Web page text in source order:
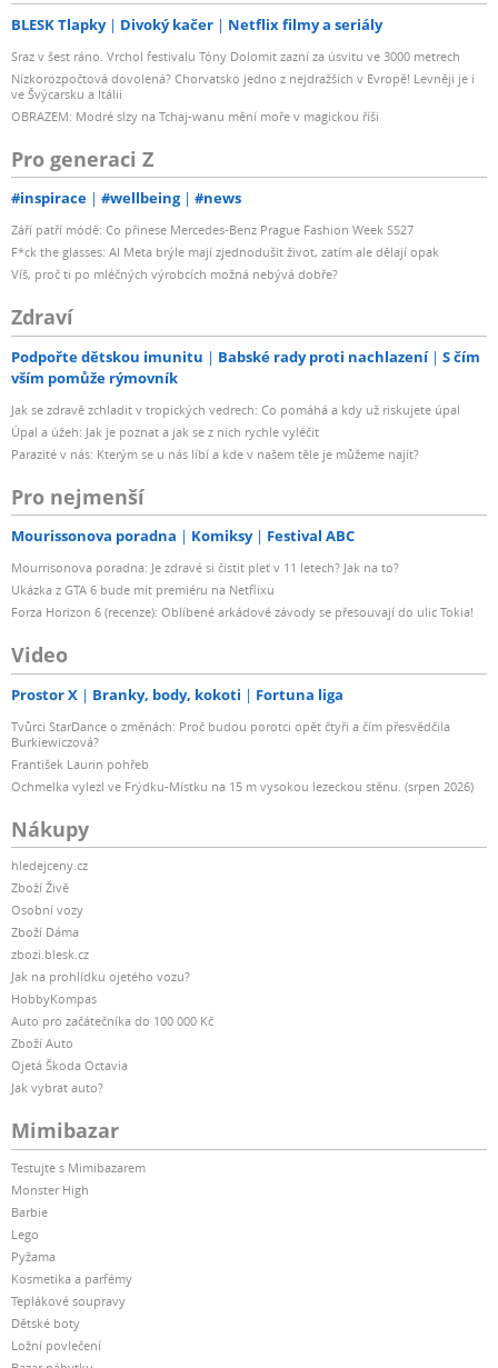
BLESK Tlapky Divoký kačer Netflix filmy a seriály
Sraz v šest ráno. Vrchol festivalu Tóny Dolomit zazní za úsvitu ve 3000 metrech
Nízkorozpočtová dovolená? Chorvatsko jedno z nejdražších v Evropě! Levněji je i
ve Švýcarsku a Itálii
OBRAZEM: Modré slzy na Tchaj-wanu mění moře v magickou říši
Pro generaci Z
#inspirace #wellbeing #news
Září patří módě: Co přinese Mercedes-Benz Prague Fashion Week SS27
F*ck the glasses: AI Meta brýle mají zjednodušit život, zatím ale dělají opak
Víš, proč ti po mléčných výrobcích možná nebývá dobře?
Zdraví
Podpořte dětskou imunitu Babské rady proti nachlazení
S čím
vším pomůže rýmovník
Jak se zdravě zchladit v tropických vedrech: Co pomáhá a kdy už riskujete úpal
Úpal a úžeh: Jak je poznat a jak se z nich rychle vyléčit
Parazité v nás: Kterým se u nás líbí a kde v našem těle je můžeme najít?
Pro nejmenší
Mourissonova poradna Komiksy Festival ABC
Mourrisonova poradna: Je zdravé si čistit pleť v 11 letech? Jak na to?
Ukázka z GTA 6 bude mít premiéru na Netflixu
Forza Horizon 6 (recenze): Oblíbené arkádové závody se přesouvají do ulic Tokia!
Video
Prostor X Branky, body, kokoti Fortuna liga
Tvůrci StarDance o změnách: Proč budou porotci opět čtyři a čím přesvědčila
Burkiewiczová?
František Laurin pohřeb
Ochmelka vylezl ve Frýdku-Místku na 15 m vysokou lezeckou stěnu. (srpen 2026)
Nákupy
hledejceny.cz
Zboží Živě
Osobní vozy
Zboží Dáma
zbozi.blesk.cz
Jak na prohlídku ojetého vozu?
HobbyKompas
Auto pro začátečníka do 100 000 Kč
Zboží Auto
Ojetá Škoda Octavia
Jak vybrat auto?
Mimibazar
Testujte s Mimibazarem
Monster High
Barbie
Lego
Pyžama
Kosmetika a parfémy
Teplákové soupravy
Dětské boty
Ložní povlečení